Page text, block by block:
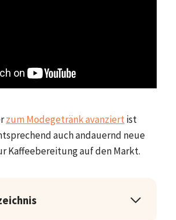
zum Modegetränk avanziertist
auch andauernd neue
Kaffeebereitung auf den Markt.